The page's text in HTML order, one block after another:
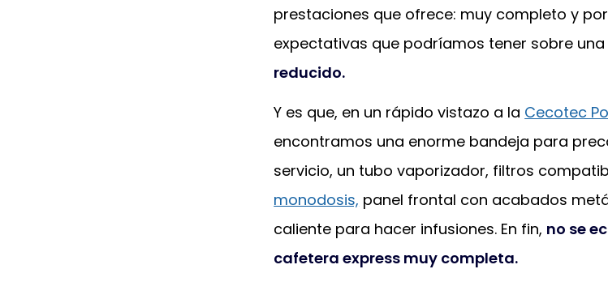
prestaciones que ofrece: muy completo y
expectativas que podríamos tener sobre una
reducido.
Y es que, en un rápido vistazo a la Cecotec
encontramos una enorme bandeja para
servicio, un tubo vaporizador, filtros
monodosis, panel frontal con acabados
caliente para hacer infusiones. En fin, no se
cafetera express muy completa.